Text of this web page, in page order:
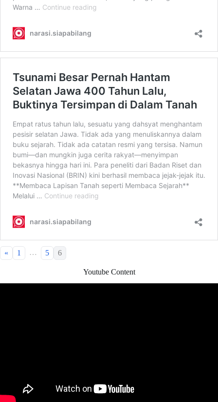
« 1 … 5 6
Youtube Content